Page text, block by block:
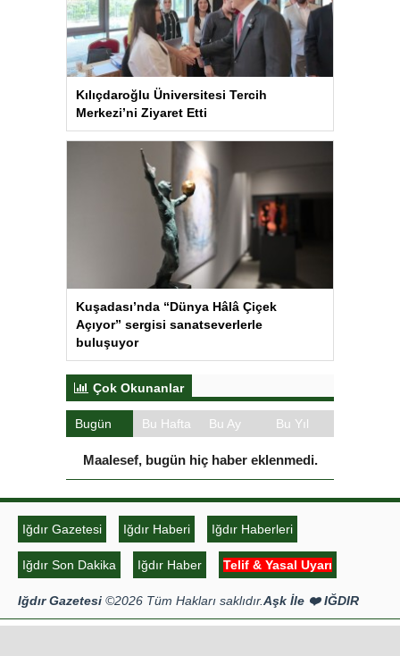
Kılıçdaroğlu Üniversitesi Tercih
Merkezi’ni Ziyaret Etti
Kuşadası’nda “Dünya Hâlâ Çiçek
Açıyor” sergisi sanatseverlerle
buluşuyor
Çok Okunanlar
Bugün Bu Hafta Bu Ay Bu Yıl
Maalesef, bugün hiç haber eklenmedi.
Iğdır Gazetesi Iğdır Haberi Iğdır Haberleri
Iğdır Son Dakika Iğdır Haber Telif & Yasal Uyarı
Iğdır Gazetesi ©2026 Tüm Hakları saklıdır.Aşk İle ❤️ IĞDIR